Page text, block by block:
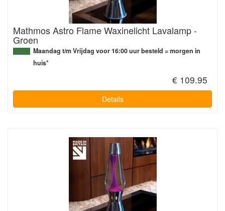
Mathmos Astro Flame Waxinelicht Lavalamp -
Groen
Maandag t/m Vrijdag voor 16:00 uur besteld = morgen in
huis*
€ 109.95
Details